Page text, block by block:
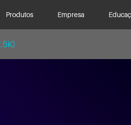
Produtos Empresa